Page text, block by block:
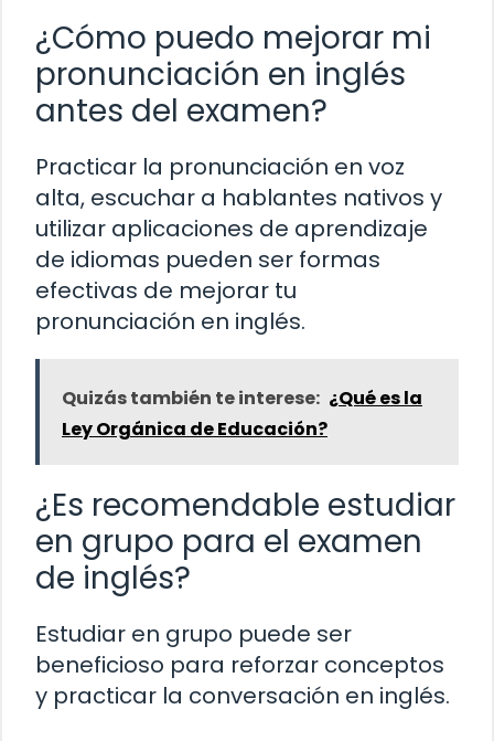
¿Cómo puedo mejorar mi
pronunciación en inglés
antes del examen?
Practicar la pronunciación en voz
alta, escuchar a hablantes nativos y
utilizar aplicaciones de aprendizaje
de idiomas pueden ser formas
efectivas de mejorar tu
pronunciación en inglés.
Quizás también te interese: ¿Qué es la
Ley Orgánica de Educación?
¿Es recomendable estudiar
en grupo para el examen
de inglés?
Estudiar en grupo puede ser
beneficioso para reforzar conceptos
y practicar la conversación en inglés.